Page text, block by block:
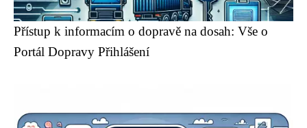
Přístup k informacím o dopravě na dosah: Vše o
Portál Dopravy Přihlášení